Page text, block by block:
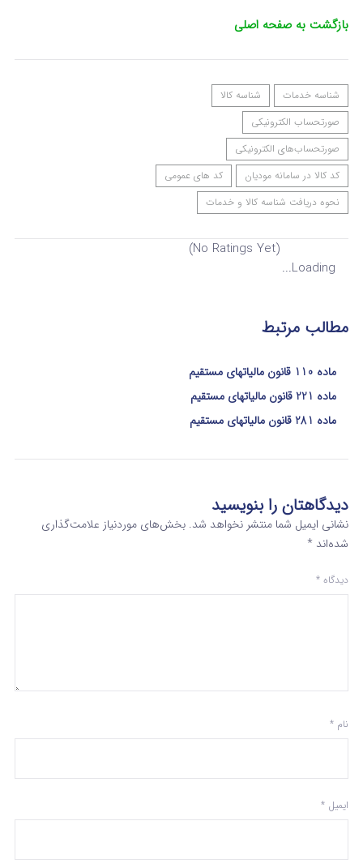
بازگشت به صفحه اصلی
شناسه خدمات
شناسه کالا
صورتحساب الکترونیکی
صورتحساب‌های الکترونیکی
کد کالا در سامانه مودیان
کد های عمومی
نحوه دریافت شناسه کالا و خدمات
(No Ratings Yet)
Loading...
مطالب مرتبط
ماده 110 قانون مالیاتهای مستقیم
ماده 221 قانون مالیاتهای مستقیم
ماده 281 قانون مالیاتهای مستقیم
دیدگاهتان را بنویسید
نشانی ایمیل شما منتشر نخواهد شد. بخش‌های موردنیاز علامت‌گذاری
شده‌اند *
دیدگاه *
نام *
ایمیل *